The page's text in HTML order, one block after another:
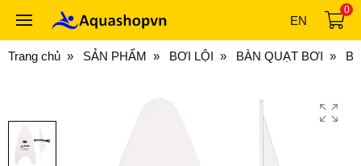
EN
0
Trang chủ SẢN PHẨM BƠI LỘI BÀN QUẠT BƠI